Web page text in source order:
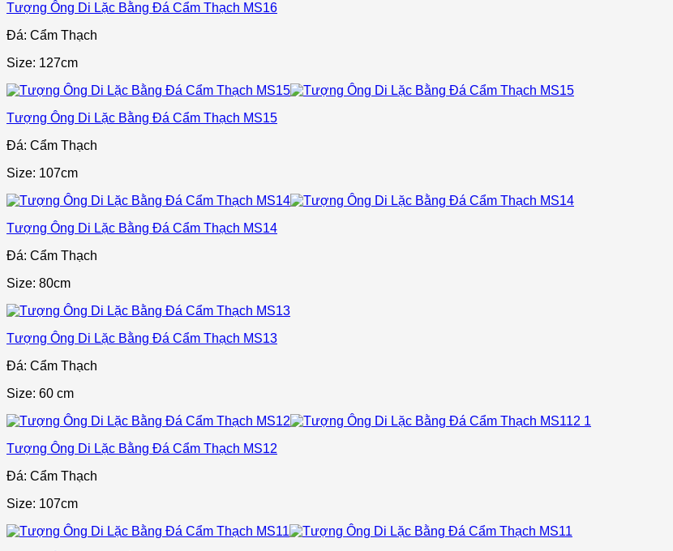
Tượng Ông Di Lặc Bằng Đá Cẩm Thạch MS16
Đá: Cẩm Thạch
Size: 127cm
Tượng Ông Di Lặc Bằng Đá Cẩm Thạch MS15
Đá: Cẩm Thạch
Size: 107cm
Tượng Ông Di Lặc Bằng Đá Cẩm Thạch MS14
Đá: Cẩm Thạch
Size: 80cm
Tượng Ông Di Lặc Bằng Đá Cẩm Thạch MS13
Đá: Cẩm Thạch
Size: 60 cm
Tượng Ông Di Lặc Bằng Đá Cẩm Thạch MS12
Đá: Cẩm Thạch
Size: 107cm